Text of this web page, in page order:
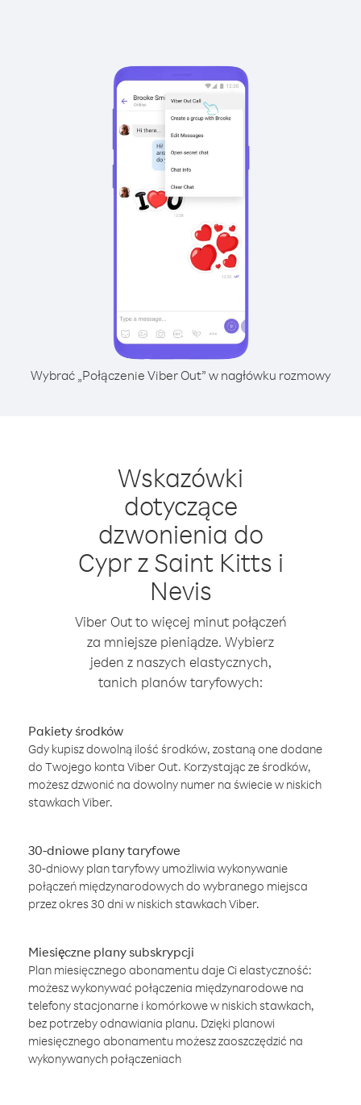
Wybrać „Połączenie Viber Out” w nagłówku rozmowy
Wskazówki
dotyczące
dzwonienia do
Cypr z Saint Kitts i
Nevis
Viber Out to więcej minut połączeń
za mniejsze pieniądze. Wybierz
jeden z naszych elastycznych,
tanich planów taryfowych:
Pakiety środków
Gdy kupisz dowolną ilość środków, zostaną one dodane
do Twojego konta Viber Out. Korzystając ze środków,
możesz dzwonić na dowolny numer na świecie w niskich
stawkach Viber.
30-dniowe plany taryfowe
30-dniowy plan taryfowy umożliwia wykonywanie
połączeń międzynarodowych do wybranego miejsca
przez okres 30 dni w niskich stawkach Viber.
Miesięczne plany subskrypcji
Plan miesięcznego abonamentu daje Ci elastyczność:
możesz wykonywać połączenia międzynarodowe na
telefony stacjonarne i komórkowe w niskich stawkach,
bez potrzeby odnawiania planu. Dzięki planowi
miesięcznego abonamentu możesz zaoszczędzić na
wykonywanych połączeniach